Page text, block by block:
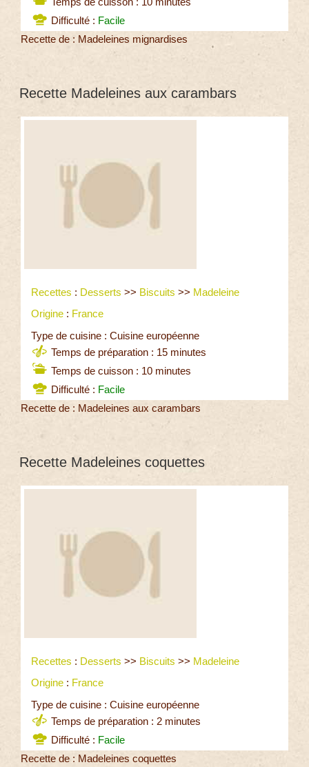
Difficulté : Facile
Recette de : Madeleines mignardises
Recette Madeleines aux carambars
Recettes : Desserts >> Biscuits >> Madeleine
Origine : France
Type de cuisine : Cuisine européenne
Temps de préparation : 15 minutes
Temps de cuisson : 10 minutes
Difficulté : Facile
Recette de : Madeleines aux carambars
Recette Madeleines coquettes
Recettes : Desserts >> Biscuits >> Madeleine
Origine : France
Type de cuisine : Cuisine européenne
Temps de préparation : 2 minutes
Difficulté : Facile
Recette de : Madeleines coquettes